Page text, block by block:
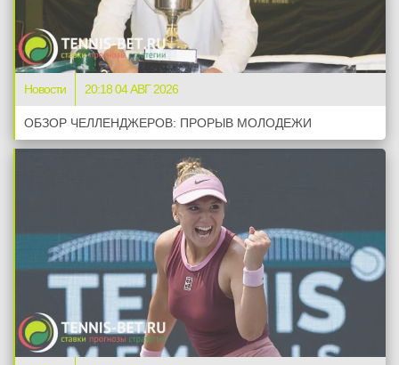
Новости 20:18 04 АВГ 2026
ОБЗОР ЧЕЛЛЕНДЖЕРОВ: ПРОРЫВ МОЛОДЕЖИ